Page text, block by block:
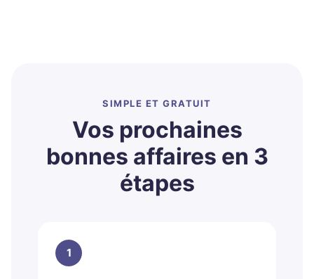
SIMPLE ET GRATUIT
Vos prochaines
bonnes affaires en 3
étapes
1